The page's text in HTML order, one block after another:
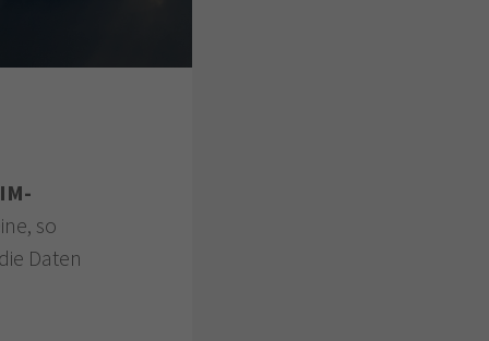
so
Daten